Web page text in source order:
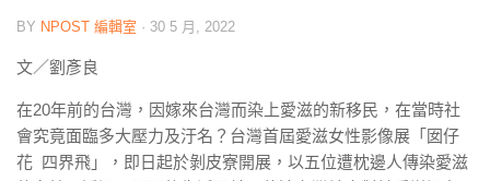
BY NPOST 編輯室 · 30 5 月, 2022
文／劉彥良
在20年前的台灣，因嫁來台灣而染上愛滋的新移民，在當時社
會究竟面臨多大壓力及汙名？台灣首屆愛滋女性影像展「囡仔
花 四界飛」，即日起於剝皮寮開展，以五位遭枕邊人傳染愛滋